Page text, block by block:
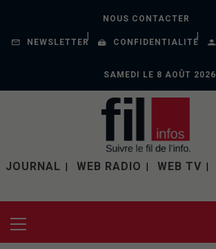
NOUS CONTACTER
NEWSLETTER CONFIDENTIALITÉ
SAMEDI LE 8 AOÛT 2026
JOURNAL WEB RADIO WEB TV